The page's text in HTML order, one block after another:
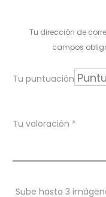
c
o
n
Tu dirección de
campos
Tu puntuación
Tu valoración *
Sube hasta 3